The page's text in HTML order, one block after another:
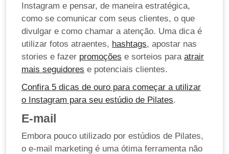
Instagram e pensar, de maneira estratégica,
como se comunicar com seus clientes, o que
divulgar e como chamar a atenção. Uma dica é
utilizar fotos atraentes, hashtags, apostar nas
stories e fazer promoções e sorteios para atrair
mais seguidores e potenciais clientes.
Confira 5 dicas de ouro para começar a utilizar
o Instagram para seu estúdio de Pilates.
E-mail
Embora pouco utilizado por estúdios de Pilates,
o e-mail marketing é uma ótima ferramenta não